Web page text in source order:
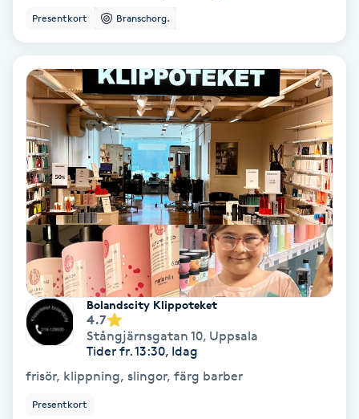
Tandläkare
Tatuering
Tatueringsborttagning
Terapi
Thaimassage
Toning
Torr hårbotten
Presentkort Branschorg.
Bolandscity Klippoteket
4.7
Stångjärnsgatan 10, Uppsala
Tider fr. 13:30, Idag
frisör, klippning, slingor, färg barber
Presentkort